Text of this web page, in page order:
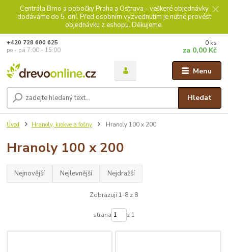
Centrála Brno a pobočky Praha a Ostrava - veškeré objednávky
dodáváme do 5. dní. Před osobním vyzvednutím je nutné provést
objednávku z eshopu. Děkujeme.
Menu
Hledat
+420 728 600 625
po - pá 7:00 - 15:00
0 ks
za 0,00 Kč
Úvod Hranoly, krokve a fošny Hranoly 100 x 200
Hranoly 100 x 200
Nejnovější Nejlevnější Nejdražší
Zobrazuji 1-8 z 8
strana z 1